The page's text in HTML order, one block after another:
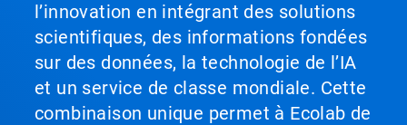
l’innovation en intégrant des solutions
scientifiques, des informations fondées
sur des données, la technologie de l’IA
et un service de classe mondiale. Cette
combinaison unique permet à Ecolab de